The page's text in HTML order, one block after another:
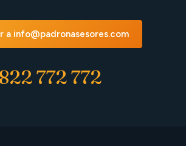
a info@padronasesores.com
822 772 772